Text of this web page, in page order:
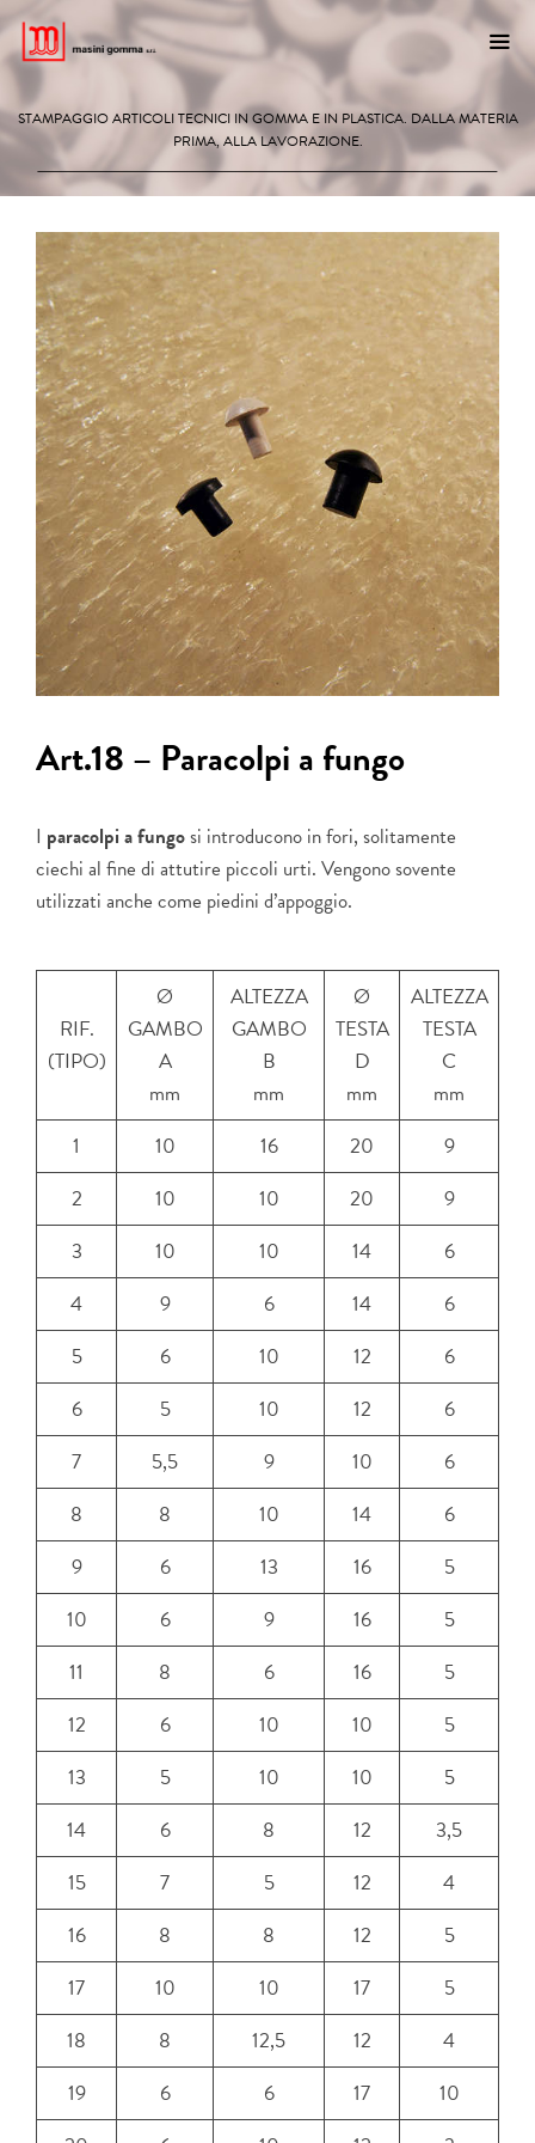
Vai
al
contenuto
STAMPAGGIO ARTICOLI TECNICI IN GOMMA E IN PLASTICA. DALLA MATERIA
PRIMA, ALLA LAVORAZIONE.
Art.18 – Paracolpi a fungo
I paracolpi a fungosi introducono in fori, solitamente
ciechi al fine di attutire piccoli urti. Vengono sovente
utilizzati anche come piedini d’appoggio.
RIF.
(TIPO)
Ø
GAMBO
A
mm
ALTEZZA
GAMBO
B
mm
Ø
TESTA
D
mm
ALTEZZA
TESTA
C
mm
1
10 16 20
9
2
10 10 20
9
3
10 10 14
6
4
9 6 14
6
5
6 10 12
6
6
5 10 12
6
7
5,5 9 10
6
8
8 10 14
6
9
6 13 16
5
10
6 9 16
5
11
8 6 16
5
12
6 10 10
5
13
5 10 10
5
14
6 8 12
3,5
15
7 5 12
4
16
8 8 12
5
17
10 10 17
5
18
8 12,5 12
4
19
6 6 17
10